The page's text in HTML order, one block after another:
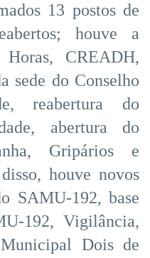
13 postos de
houve a
CREADH,
sede do Conselho
reabertura do
abertura do
Gripários e
houve novos
SAMU-192, base
192, Vigilância,
Dois de